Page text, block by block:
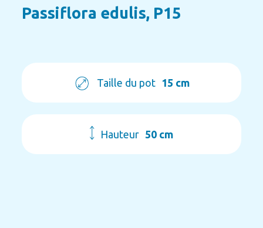
Passiflora edulis, P15
Taille du pot 15 cm
Hauteur 50 cm